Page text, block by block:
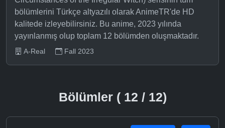
bölümlerini Türkçe altyazılı olarak AnimeTR'de HD
kalitede izleyebilirsiniz. Bu anime, 2023 yılında
yayınlanmış olup toplam 12 bölümden oluşmaktadır.
A-Real Fall 2023
Bölümler ( 12 / 12)